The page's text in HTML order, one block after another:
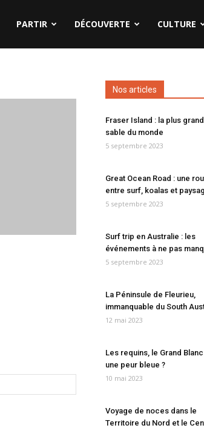
PARTIR DÉCOUVERTE CULTURE
Nos articles
Fraser Island : la plus
sable du monde
5 septembre 2023
Great Ocean Road : une
entre surf, koalas et
5 septembre 2023
Surf trip en Australie : les
événements à ne pas
5 septembre 2023
La Péninsule de Fleurieu,
immanquable du South
12 mai 2023
Les requins, le Grand
une peur bleue ?
10 mai 2023
Voyage de noces dans le
Territoire du Nord et le